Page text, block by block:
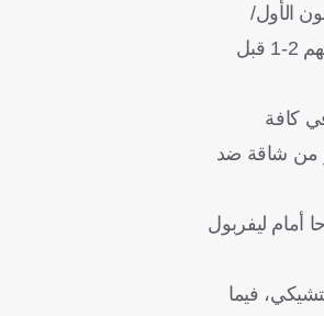
نفسها في كانون الأول/
ديسمبر 2006 في آخر مواجهة بين الفريقين اللذين تعادلا في عام 2002 في الدور ذاته، إضافة إلى فوز "الحمر" عام 2006 على أرضهم 2-1 قبل
كافة
من شاقة ضد
أمام ليفربول
يستضيف سلافيا براغ التشيكي، فيما